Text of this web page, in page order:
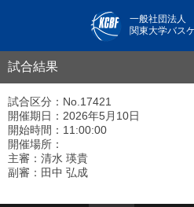
一般社団法人
関東大学バス
試合結果
試合区分：No.17421
開催期日：2026年5月10日
開始時間：11:00:00
開催場所：
主審：清水 瑛貴
副審：田中 弘成